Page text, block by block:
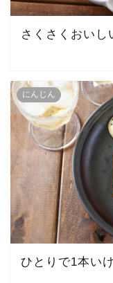
さくさくおいし
にんじん
ひとりで1本い